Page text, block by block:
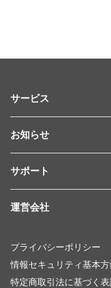
サービス
お知らせ
サポート
運営会社
プライバシーポリシー
情報セキュリティ基本
特定商取引法に基づく